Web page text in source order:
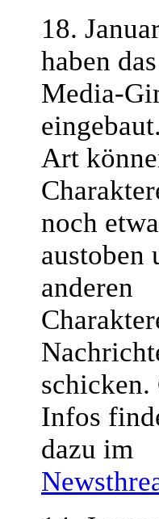
18.
haben
Media-
Art
noch
austoben
anderen
schicken.
Infos
dazu im